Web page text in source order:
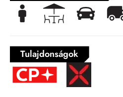
Tulajdonságok